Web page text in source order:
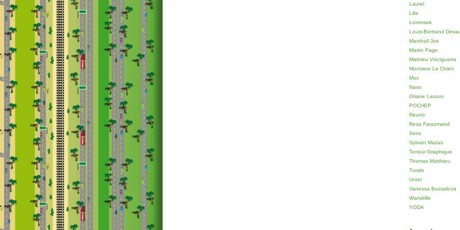
Laurel
Lilla
Lommsek
Louis-Bertrand
Marshall Joe
Martin Page
Mathieu Vinciguerra
Monsieur Le Chien
Mux
Navo
Oriane Lassus
POCHEP
Reuno
Reza Farazmand
Sess
Sylvain Mazas
Terreur Graphique
Thomas Matthieu
Turalo
Unter
Vanessa Bazsalicza
Wandrille
YODA